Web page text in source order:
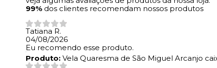
99% dos clientes recomendam nossos produtos
Tatiana R.
04/08/2026
Eu recomendo esse produto.
Produto: Vela Quaresma de São Miguel Arcanjo